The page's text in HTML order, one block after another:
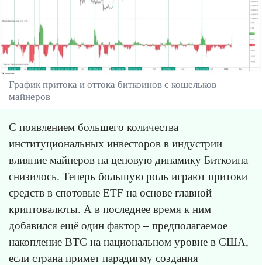
График притока и оттока биткоинов с кошельков
майнеров
С появлением большего количества
институциональных инвесторов в индустрии
влияние майнеров на ценовую динамику Биткоина
снизилось. Теперь большую роль играют притоки
средств в спотовые ETF на основе главной
криптовалюты. А в последнее время к ним
добавился ещё один фактор – предполагаемое
накопление BTC на национальном уровне в США,
если страна примет парадигму создания